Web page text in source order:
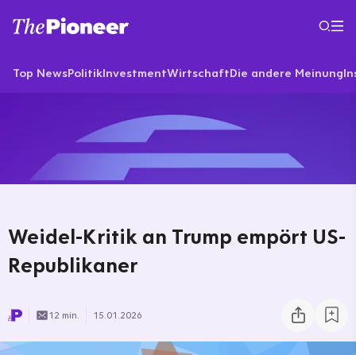
Top NewsPolitikInvestmentWirtschaftDie andere Meinung
Weidel-Kritik an Trump empört US-
Republikaner
12 min. 15.01.2026